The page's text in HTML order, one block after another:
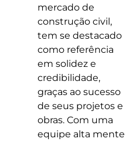
mercado de
construção civil,
tem se destacado
como referência
em solidez e
credibilidade,
graças ao sucesso
de seus projetos e
obras. Com uma
equipe alta mente